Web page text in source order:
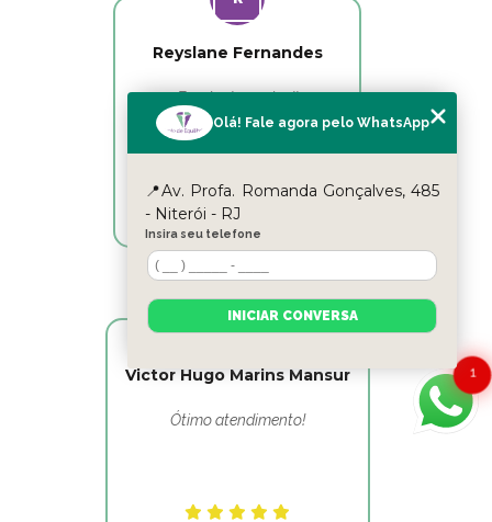
Reyslane Fernandes
Excelente equipe!!
Victor Hugo Marins Mansur
Ótimo atendimento!
1
Olá! Fale agora pelo WhatsApp
📍Av. Profa. Romanda Gonçalves, 485
- Niterói - RJ
Insira seu telefone
INICIAR CONVERSA